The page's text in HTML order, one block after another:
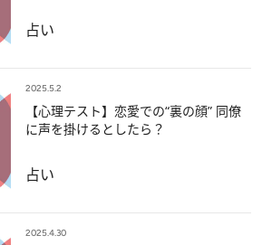
占い
2025.5.2
【心理テスト】恋愛での“裏の顔” 同僚
に声を掛けるとしたら？
占い
2025.4.30